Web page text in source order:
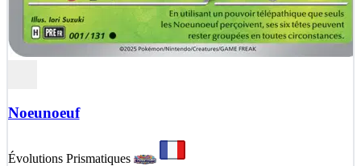
Noeunoeuf
Évolutions Prismatiques